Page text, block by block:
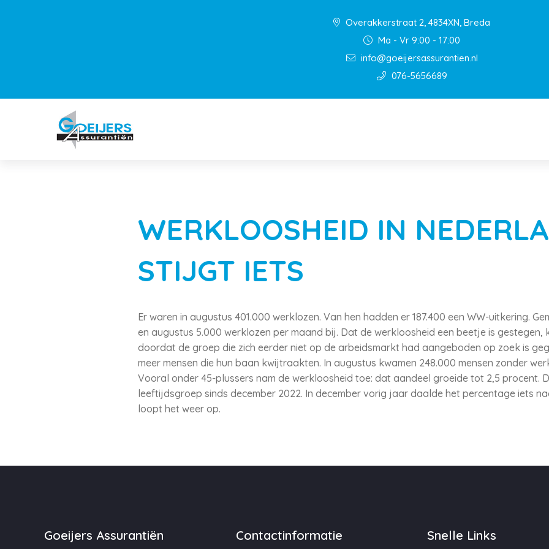
Overakkerstraat 2, 4834XN, Breda
Ma - Vr 9:00 - 17:00
info@goeijersassurantien.nl
076-5656689
WERKLOOSHEID IN
STIJGT IETS
Er waren in augustus 401.000 werklozen. Van hen hadden er 187.400 een WW-uitkering.
en augustus 5.000 werklozen per maand bij. Dat de werkloosheid een beetje is gestegen,
doordat de groep die zich eerder niet op de arbeidsmarkt had aangeboden op zoek is
meer mensen die hun baan kwijtraakten. In augustus kwamen 248.000 mensen zonder
Vooral onder 45-plussers nam de werkloosheid toe: dat aandeel groeide tot 2,5 procent.
leeftijdsgroep sinds december 2022. In december vorig jaar daalde het percentage iets
loopt het weer op.
Goeijers Assurantiën Contactinformatie Snelle Links